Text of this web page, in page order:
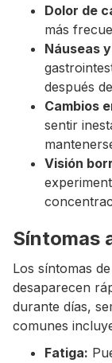
Dolor de
más
Náuseas
después
Cambios
sentir
Visión
Síntomas
Los síntomas
desaparecen
durante días,
comunes
Fatiga: